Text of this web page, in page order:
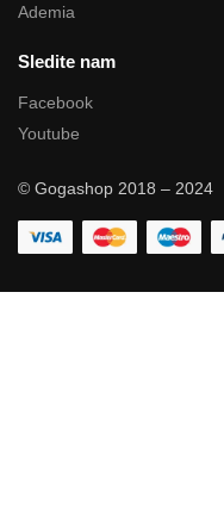
Ademia
Sledite nam
Facebook
Youtube
© Gogashop 2018 – 2024